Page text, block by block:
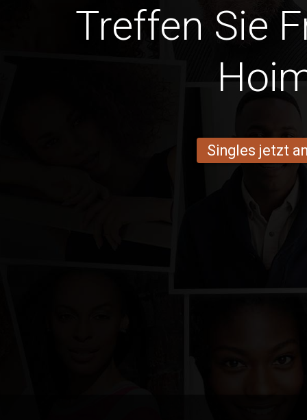
Treffen Sie
Singles jetzt